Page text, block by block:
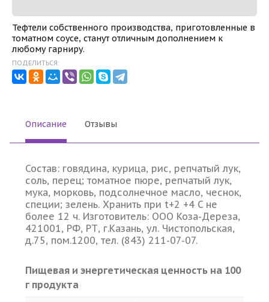
Тефтели собственного производства, приготовленные в
томатном соусе, станут отличным дополнением к
любому гарниру.
ПОДЕЛИТЬСЯ:
Описание Отзывы
Состав: говядина, курица, рис, репчатый лук,
соль, перец; томатное пюре, репчатый лук,
мука, морковь, подсолнечное масло, чеснок,
специи; зелень. Хранить при t+2 +4 C не
более 12 ч. Изготовитель: ООО Коза-Дереза,
421001, РФ, РТ, г.Казань, ул. Чистопольская,
д.75, пом.1200, тел. (843) 211-07-07.
Пищевая и энергетическая ценность на 100
г продукта